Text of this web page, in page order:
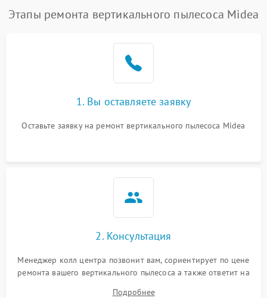
Этапы ремонта вертикального пылесоса Midea
1. Вы оставляете заявку
Оставьте заявку на ремонт вертикального пылесоса Midea
2. Консультация
Менеджер колл центра позвонит вам, сориентирует по цене
ремонта вашего вертикального пылесоса а также ответит на
Подробнее